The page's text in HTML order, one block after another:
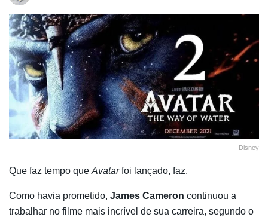
Disney
Que faz tempo que Avatarfoi lançado, faz.
Como havia prometido, James Cameron continuou a
trabalhar no filme mais incrível de sua carreira, segundo o